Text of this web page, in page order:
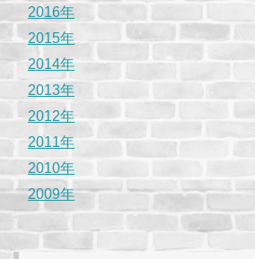
2016年
2015年
2014年
2013年
2012年
2011年
2010年
2009年